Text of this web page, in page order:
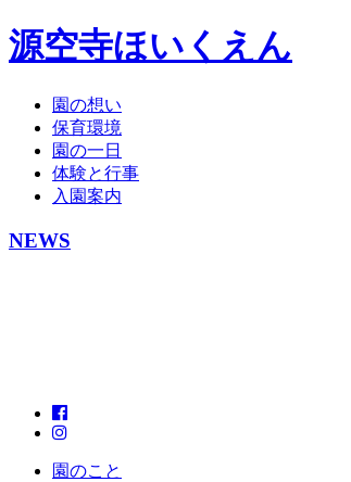
源空寺ほいくえん
園の想い
保育環境
園の一日
体験と行事
入園案内
NEWS
園のこと